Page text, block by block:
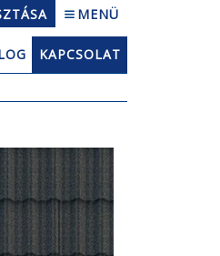
MENÜ
KAPCSOLAT